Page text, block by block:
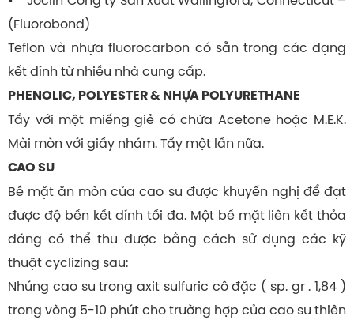
(Fluorobond)
Teflon và nhựa fluorocarbon có sẵn trong các dạng
kết dính từ nhiều nhà cung cấp.
PHENOLIC, POLYESTER & NHỰA POLYURETHANE
Tẩy với một miếng giẻ có chứa Acetone hoặc M.E.K.
Mài mòn với giấy nhám. Tẩy một lần nữa.
CAO SU
Bề mặt ăn mòn của cao su được khuyến nghị để đạt
được độ bền kết dính tối đa. Một bề mặt liên kết thỏa
đáng có thể thu được bằng cách sử dụng các kỹ
thuật cyclizing sau:
Nhúng cao su trong axit sulfuric cô đặc ( sp. gr . 1,84 )
trong vòng 5-10 phút cho trường hợp của cao su thiên